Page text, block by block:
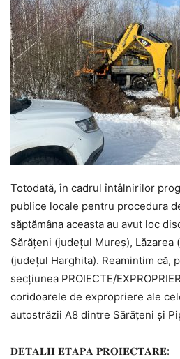
Totodată, în cadrul întâlnirilor
publice locale pentru procedura
săptămâna aceasta au avut loc
Sărățeni (județul Mureș), Lăzarea
(județul Harghita). Reamintim că,
secțiunea PROIECTE/
coridoarele de expropriere ale
autostrăzii A8 dintre Sărățeni și
𝐃𝐄𝐓𝐀𝐋𝐈𝐈 𝐄𝐓𝐀𝐏𝐀 𝐏𝐑𝐎𝐈𝐄𝐂𝐓𝐀𝐑𝐄: